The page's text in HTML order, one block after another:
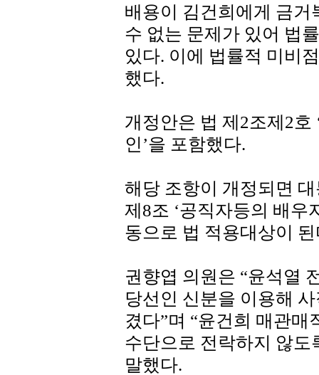
배용이 김건희에게 금거
수 없는 문제가 있어 법
있다. 이에 법률적 미비
했다.
개정안은 법 제2조제2호
인’을 포함했다.
해당 조항이 개정되면
제8조 ‘공직자등의 배우
동으로 법 적용대상이 된
권향엽 의원은 “윤석열
당선인 신분을 이용해
겼다”며 “윤건희 매관
수단으로 전락하지 않도
말했다.